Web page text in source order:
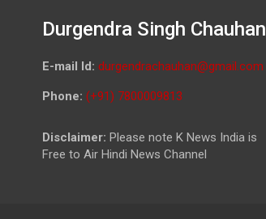
Durgendra Singh Chauhan
E-mail Id: durgendrachauhan@gmail.com
Phone: (+91) 7800009813
Disclaimer: Please note K News India is
Free to Air Hindi News Channel